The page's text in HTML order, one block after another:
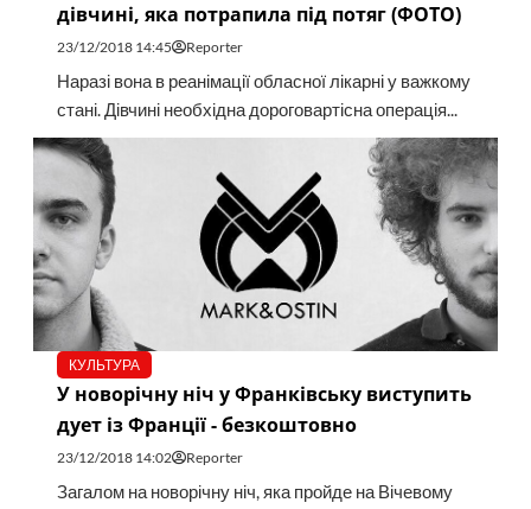
дівчині, яка потрапила під потяг (ФОТО)
23/12/2018 14:45 Reporter
Наразі вона в реанімації обласної лікарні у важкому
стані. Дівчині необхідна дороговартісна операція...
КУЛЬТУРА
У новорічну ніч у Франківську виступить
дует із Франції - безкоштовно
23/12/2018 14:02 Reporter
Загалом на новорічну ніч, яка пройде на Вічевому